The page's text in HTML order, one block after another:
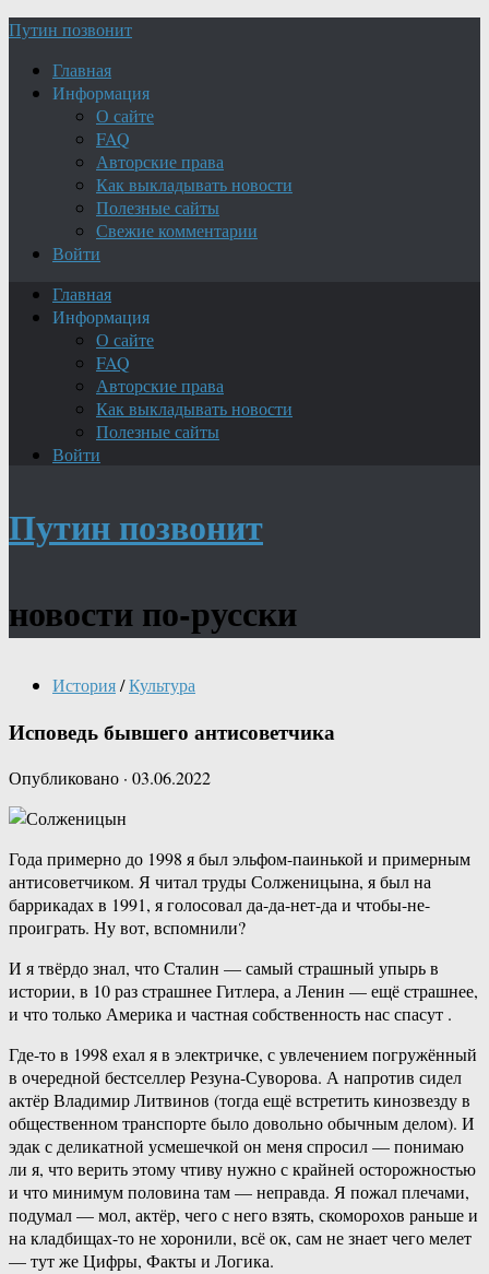
Путин позвонит
Главная
Информация
О сайте
FAQ
Авторские права
Как выкладывать новости
Полезные сайты
Свежие комментарии
Войти
Главная
Информация
О сайте
FAQ
Авторские права
Как выкладывать новости
Полезные сайты
Войти
Путин позвонит
новости по-русски
История/Культура
Исповедь бывшего антисоветчика
Опубликовано · 03.06.2022
Года примерно до 1998 я был эльфом-паинькой и примерным
антисоветчиком. Я читал труды Солженицына, я был на
баррикадах в 1991, я голосовал да-да-нет-да и чтобы-не-
проиграть. Ну вот, вспомнили?
И я твёрдо знал, что Сталин — самый страшный упырь в
истории, в 10 раз страшнее Гитлера, а Ленин — ещё страшнее,
и что только Америка и частная собственность нас спасут .
Где-то в 1998 ехал я в электричке, с увлечением погружённый
в очередной бестселлер Резуна-Суворова. А напротив сидел
актёр Владимир Литвинов (тогда ещё встретить кинозвезду в
общественном транспорте было довольно обычным делом). И
эдак с деликатной усмешечкой он меня спросил — понимаю
ли я, что верить этому чтиву нужно с крайней осторожностью
и что минимум половина там — неправда. Я пожал плечами,
подумал — мол, актёр, чего с него взять, скоморохов раньше и
на кладбищах-то не хоронили, всё ок, сам не знает чего мелет
— тут же Цифры, Факты и Логика.